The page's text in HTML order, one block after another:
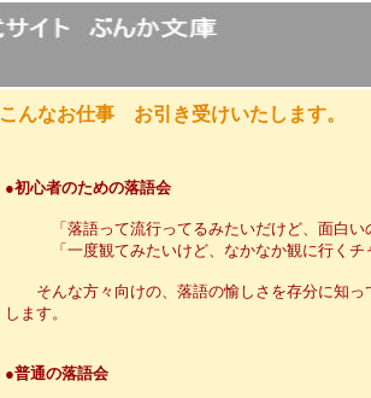
こんなお仕事 お引き受けいたします。
●初心者のための落語会
「落語って流行ってるみたいだけど、面白い
「一度観てみたいけど、なかなか観に行くチ
そんな方々向けの、落語の愉しさを存分に知っ
します。
●普通の落語会